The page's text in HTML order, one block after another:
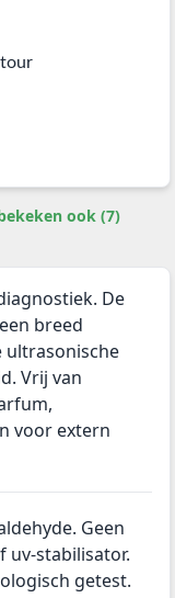
ook (7)
De
breed
Vrij van
voor extern
Geen
stabilisator.
getest.